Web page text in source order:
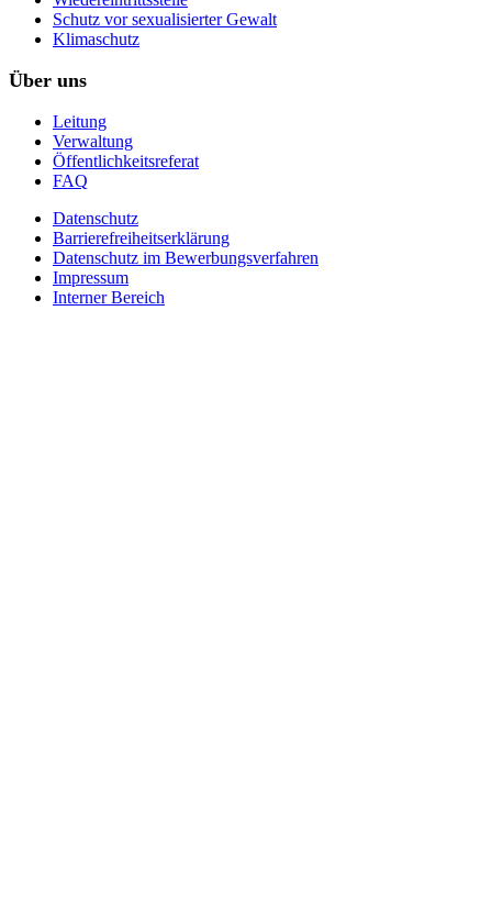
Schutz vor sexualisierter Gewalt
Klimaschutz
Über uns
Leitung
Verwaltung
Öffentlichkeitsreferat
FAQ
Datenschutz
Barrierefreiheitserklärung
Datenschutz im Bewerbungsverfahren
Impressum
Interner Bereich